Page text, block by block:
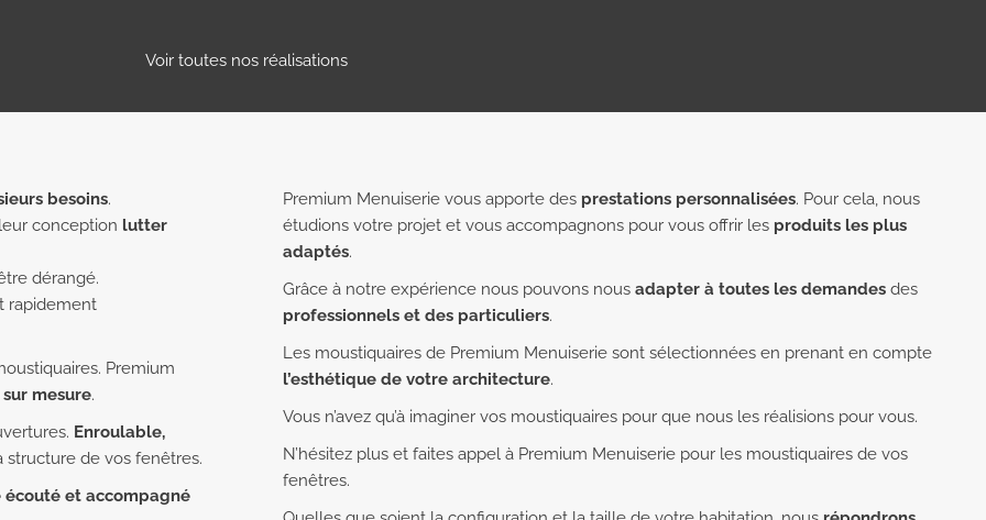
Voir toutes nos réalisations
besoins.
conception lutter
dérangé.
rapidement
Premium
mesure.
Enroulable,
de vos fenêtres.
écouté et accompagné
Premium Menuiserie vous apporte des prestations personnalisées. Pour cela, nous
étudions votre projet et vous accompagnons pour vous offrir les produits les plus
adaptés.
Grâce à notre expérience nous pouvons nous adapter à toutes les demandesdes
professionnels et des particuliers.
Les moustiquaires de Premium Menuiserie sont sélectionnées en prenant en compte
l’esthétique de votre architecture.
Vous n’avez qu’à imaginer vos moustiquaires pour que nous les réalisions pour vous.
N’hésitez plus et faites appel à Premium Menuiserie pour les moustiquaires de vos
fenêtres.